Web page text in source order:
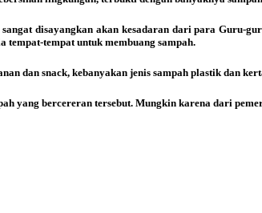
disayangkan akan kesadaran dari para Guru-
tempat-tempat untuk membuang sampah.
dan snack, kebanyakan jenis sampah plastik dan
yang bercereran tersebut. Mungkin karena dari